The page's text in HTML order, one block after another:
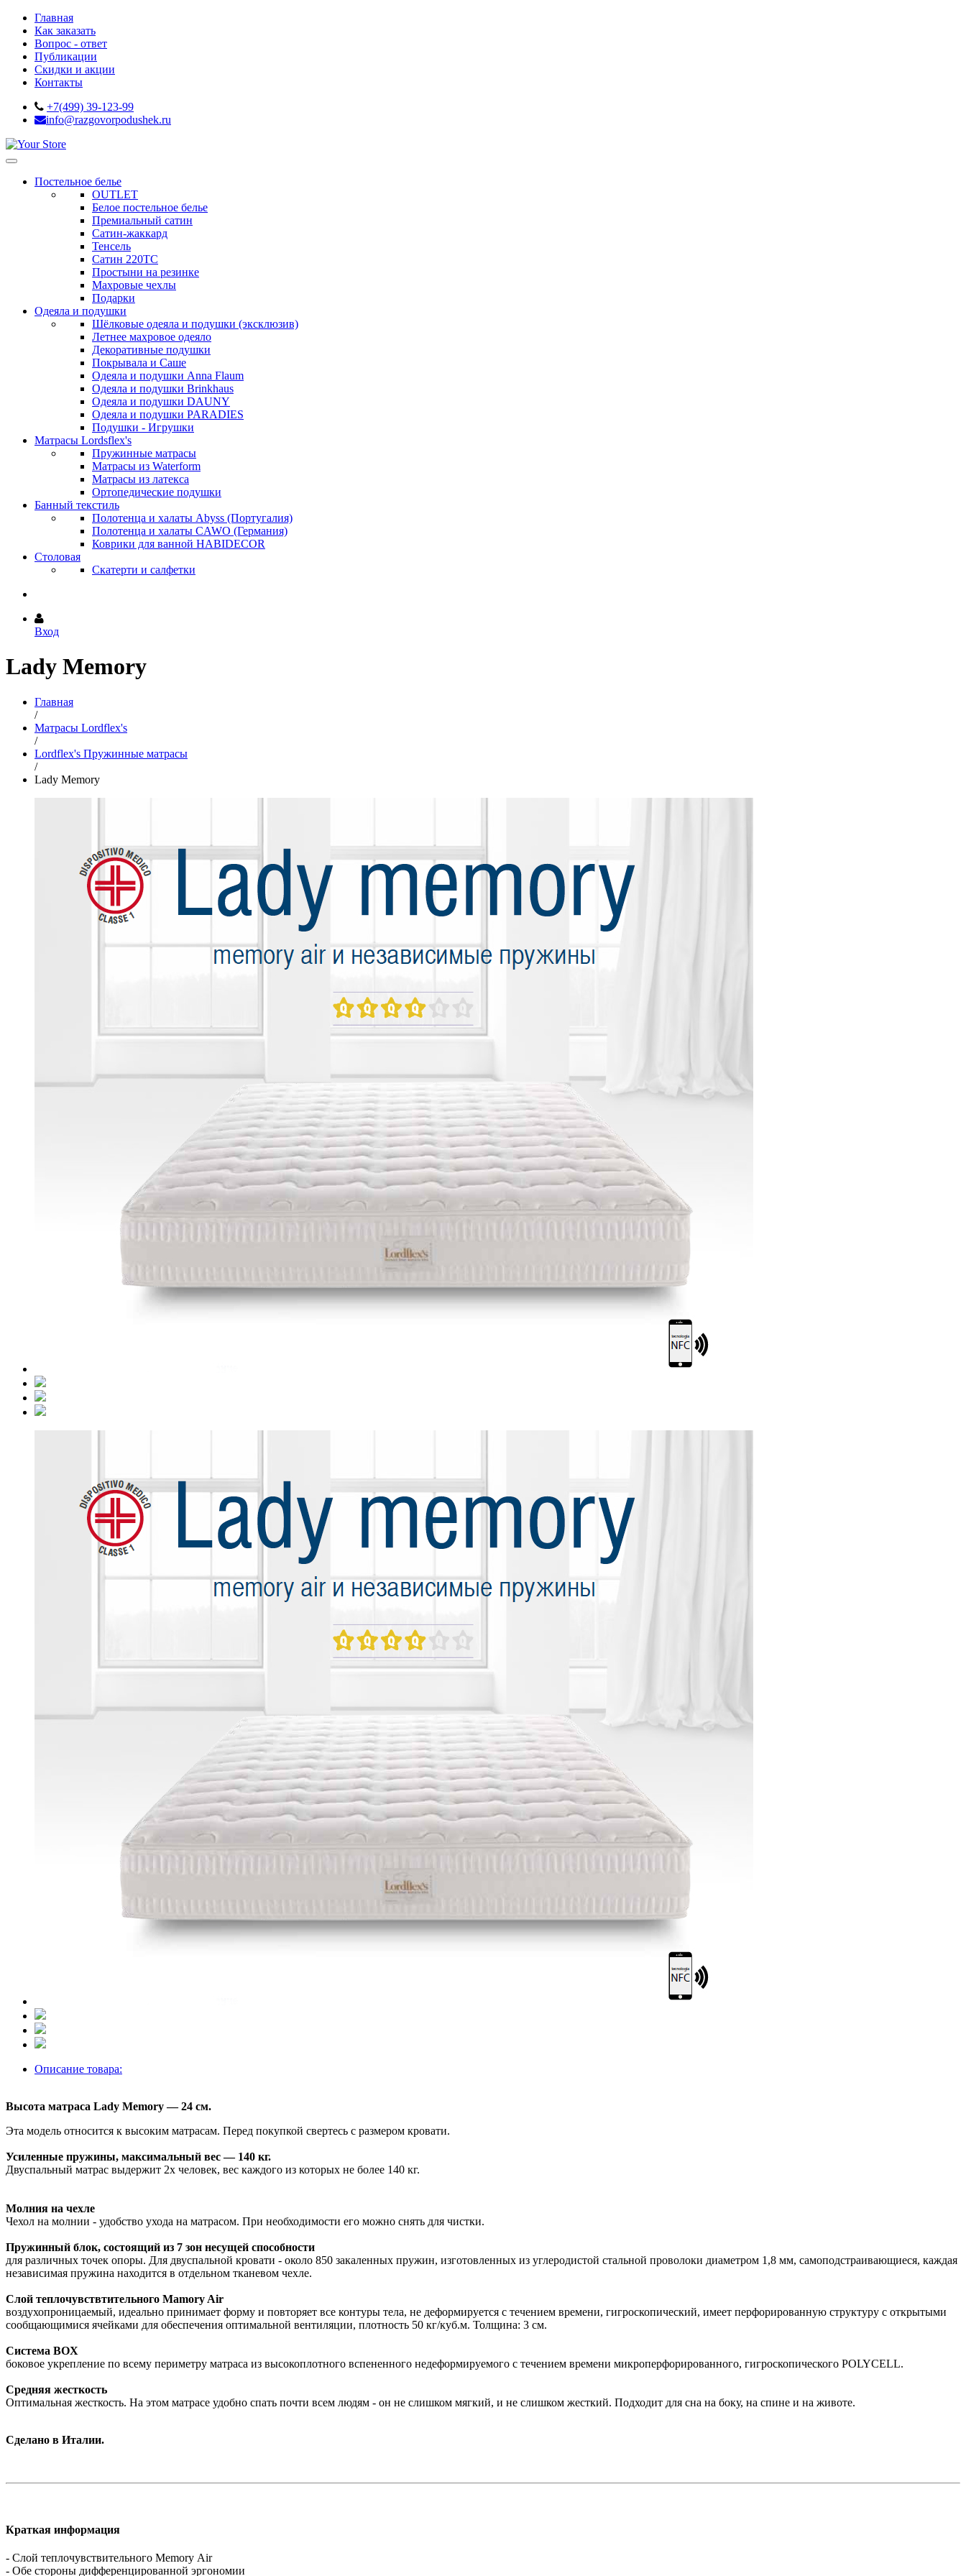
Главная
Как заказать
Вопрос - ответ
Публикации
Скидки и акции
Контакты
+7(499) 39-123-99
info@razgovorpodushek.ru
Постельное белье
OUTLET
Белое постельное белье
Премиальный сатин
Сатин-жаккард
Тенсель
Сатин 220ТС
Простыни на резинке
Махровые чехлы
Подарки
Одеяла и подушки
Шёлковые одеяла и подушки (эксклюзив)
Летнее махровое одеяло
Декоративные подушки
Покрывала и Саше
Одеяла и подушки Anna Flaum
Одеяла и подушки Brinkhaus
Одеяла и подушки DAUNY
Одеяла и подушки PARADIES
Подушки - Игрушки
Матрасы Lordsflex's
Пружинные матрасы
Матрасы из Waterform
Матрасы из латекса
Ортопедические подушки
Банный текстиль
Полотенца и халаты Abyss (Португалия)
Полотенца и халаты CAWO (Германия)
Коврики для ванной HABIDECOR
Столовая
Скатерти и салфетки
Вход
Lady Memory
Главная
/
Матрасы Lordflex's
/
Lordflex's Пружинные матрасы
/
Lady Memory
Описание товара:
Высота матраса Lady Memory — 24 см.
Эта модель относится к высоким матрасам. Перед покупкой свертесь с размером кровати.
Усиленные пружины, максимальный вес — 140 кг.
Двуспальный матрас выдержит 2х человек, вес каждого из которых не более 140 кг.
Молния на чехле
Чехол на молнии - удобство ухода на матрасом. При необходимости его можно снять для чистки.
Пружинный блок, состоящий из 7 зон несущей способности
для различных точек опоры. Для двуспальной кровати - около 850 закаленных пружин, изготовленных из углеродистой стальной проволоки диаметром 1,8 мм, самоподстраивающиеся, каждая
независимая пружина находится в отдельном тканевом чехле.
Слой теплочувствтительного Mamory Air
воздухопроницаемый, идеально принимает форму и повторяет все контуры тела, не деформируется с течением времени, гигроскопический, имеет перфорированную структуру с открытыми
сообщающимися ячейками для обеспечения оптимальной вентиляции, плотность 50 кг/куб.м. Толщина: 3 см.
Система BOX
боковое укрепление по всему периметру матраса из высокоплотного вспененного недеформируемого с течением времени микроперфорированного, гигроскопического POLYCELL.
Средняя жесткость
Оптимальная жесткость. На этом матрасе удобно спать почти всем людям - он не слишком мягкий, и не слишком жесткий. Подходит для сна на боку, на спине и на животе.
Сделано в Италии.
Краткая информация
- Слой теплочувствительного Мemory Аir
- Обе стороны дифференцированной эргономии